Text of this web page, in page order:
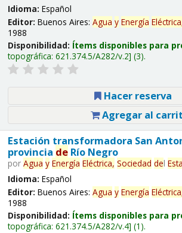
Idioma: Español
Editor: Buenos Aires: Agua y Energía
1988
Disponibilidad: Ítems disponibles para
topográfica: 621.374.5/A282/v.2 (3).
Hacer reserva
Agregar al
Estación transformadora San
provincia deRío Negro
por Agua y Energía Eléctrica, Sociedad del
Idioma: Español
Editor: Buenos Aires: Agua y Energía
1988
Disponibilidad: Ítems disponibles para
topográfica: 621.374.5/A282/v.4 (1).